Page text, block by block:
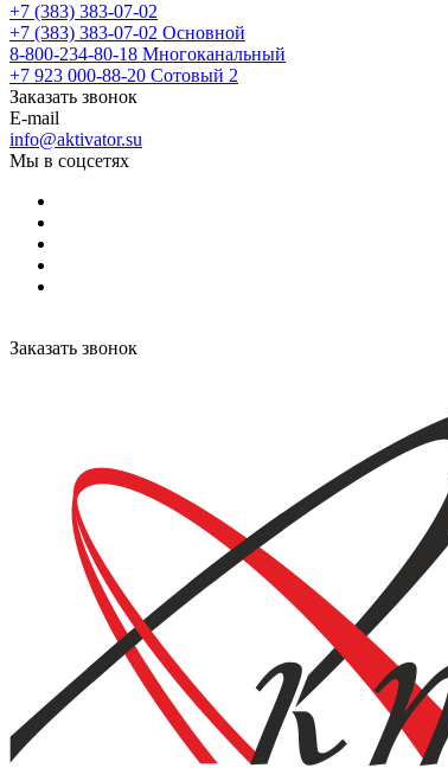
+7 (383) 383-07-02
+7 (383) 383-07-02 Основной
8-800-234-80-18 Многоканальный
+7 923 000-88-20 Сотовый 2
Заказать звонок
E-mail
info@aktivator.su
Мы в соцсетях
Заказать звонок